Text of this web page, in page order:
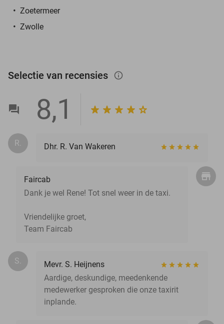
Zoetermeer
Zwolle
Selectie van recensies info_outlined
8,1
R. Dhr. R. Van Wakeren
Faircab
Dank je wel Rene! Tot snel weer in de taxi.
Vriendelijke groet,
Team Faircab
S.
Mevr. S. Heijnens
Aardige, deskundige, meedenkende
medewerker gesproken die onze taxirit
inplande.